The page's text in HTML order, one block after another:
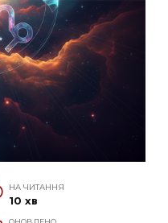
НА ЧИТАННЯ
10 хв